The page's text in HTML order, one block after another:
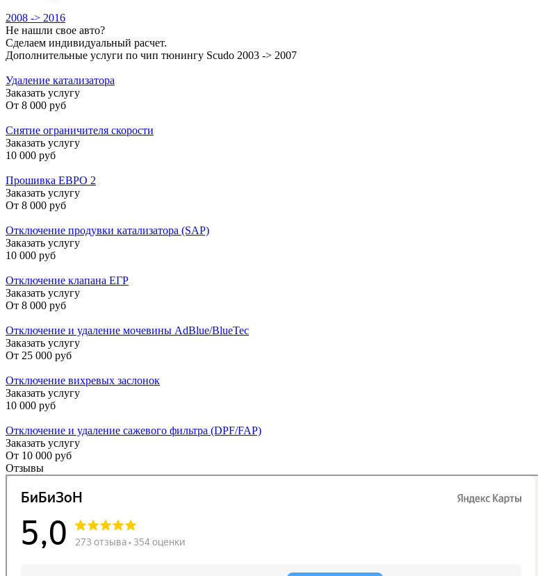
2008 -> 2016
Не нашли свое авто?
Сделаем индивидуальный расчет.
Дополнительные услуги по чип тюнингу Scudo 2003 -> 2007
Удаление катализатора
Заказать услугу
От 8 000 руб
Снятие ограничителя скорости
Заказать услугу
10 000 руб
Прошивка ЕВРО 2
Заказать услугу
От 8 000 руб
Отключение продувки катализатора (SAP)
Заказать услугу
10 000 руб
Отключение клапана ЕГР
Заказать услугу
От 8 000 руб
Отключение и удаление мочевины AdBlue/BlueTec
Заказать услугу
От 25 000 руб
Отключение вихревых заслонок
Заказать услугу
10 000 руб
Отключение и удаление сажевого фильтра (DPF/FAP)
Заказать услугу
От 10 000 руб
Отзывы